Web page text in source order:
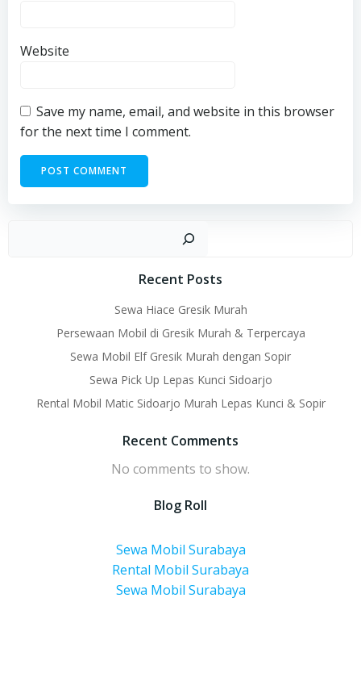
Website
Save my name, email, and website in this browser
for the next time I comment.
Recent Posts
Sewa Hiace Gresik Murah
Persewaan Mobil di Gresik Murah & Terpercaya
Sewa Mobil Elf Gresik Murah dengan Sopir
Sewa Pick Up Lepas Kunci Sidoarjo
Rental Mobil Matic Sidoarjo Murah Lepas Kunci & Sopir
Recent Comments
No comments to show.
Blog Roll
Sewa Mobil Surabaya
Rental Mobil Surabaya
Sewa Mobil Surabaya